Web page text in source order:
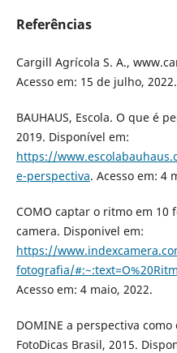
Referências
Cargill Agrícola S. A.,
Acesso em: 15 de julho, 2022.
BAUHAUS, Escola. O que é
2019. Disponível em:
https://
e-perspectiva. Acesso em: 4
COMO captar o ritmo em 10
camera. Disponivel em:
https://
fotografia/
Acesso em: 4 maio, 2022.
DOMINE a perspectiva
FotoDicas Brasil, 2015.